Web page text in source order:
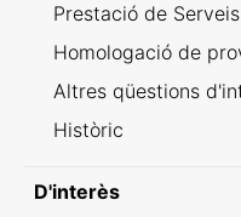
Prestació de Serveis
Homologació de
Altres qüestions
Històric
D'interès